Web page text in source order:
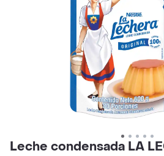
Leche condensada LA